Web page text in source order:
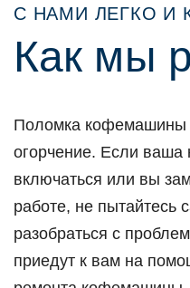
С НАМИ ЛЕГКО И
Как мы
Поломка кофемашины
огорчение. Если
включаться или вы
работе, не пытайтесь
разобраться с
приедут к вам на